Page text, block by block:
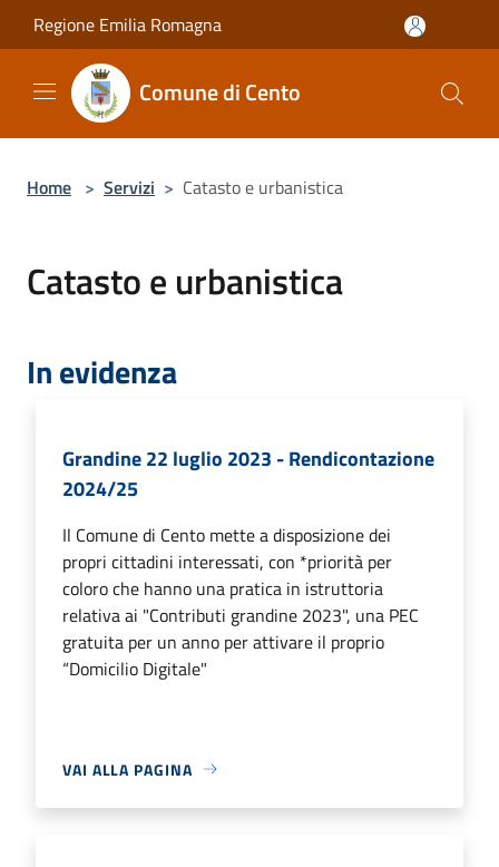
Salta al contenuto principale
Regione Emilia Romagna
Comune di Cento
Home > Servizi > Catasto e urbanistica
Catasto e urbanistica
In evidenza
Grandine 22 luglio 2023 - Rendicontazione
2024/25
Il Comune di Cento mette a disposizione dei
propri cittadini interessati, con *priorità per
coloro che hanno una pratica in istruttoria
relativa ai "Contributi grandine 2023", una PEC
gratuita per un anno per attivare il proprio
“Domicilio Digitale"
VAI ALLA PAGINA